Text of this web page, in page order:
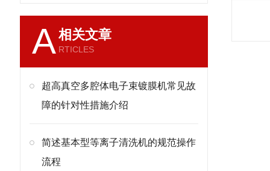
A相关文章
RTICLES
超高真空多腔体电子束镀膜机常见故
障的针对性措施介绍
简述基本型等离子清洗机的规范操作
流程